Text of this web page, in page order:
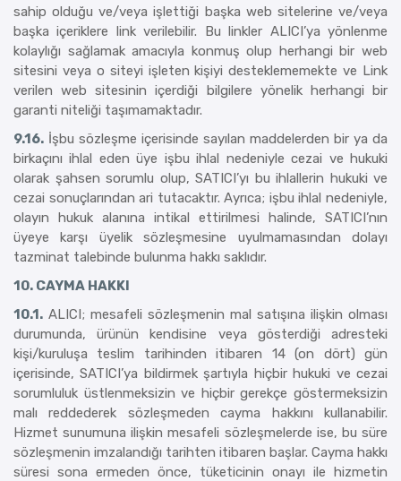
sahip olduğu ve/veya işlettiği başka web sitelerine ve/veya
başka içeriklere link verilebilir. Bu linkler ALICI’ya yönlenme
kolaylığı sağlamak amacıyla konmuş olup herhangi bir web
sitesini veya o siteyi işleten kişiyi desteklememekte ve Link
verilen web sitesinin içerdiği bilgilere yönelik herhangi bir
garanti niteliği taşımamaktadır.
9.16. İşbu sözleşme içerisinde sayılan maddelerden bir ya da
birkaçını ihlal eden üye işbu ihlal nedeniyle cezai ve hukuki
olarak şahsen sorumlu olup, SATICI’yı bu ihlallerin hukuki ve
cezai sonuçlarından ari tutacaktır. Ayrıca; işbu ihlal nedeniyle,
olayın hukuk alanına intikal ettirilmesi halinde, SATICI’nın
üyeye karşı üyelik sözleşmesine uyulmamasından dolayı
tazminat talebinde bulunma hakkı saklıdır.
10. CAYMA HAKKI
10.1. ALICI; mesafeli sözleşmenin mal satışına ilişkin olması
durumunda, ürünün kendisine veya gösterdiği adresteki
kişi/kuruluşa teslim tarihinden itibaren 14 (on dört) gün
içerisinde, SATICI’ya bildirmek şartıyla hiçbir hukuki ve cezai
sorumluluk üstlenmeksizin ve hiçbir gerekçe göstermeksizin
malı reddederek sözleşmeden cayma hakkını kullanabilir.
Hizmet sunumuna ilişkin mesafeli sözleşmelerde ise, bu süre
sözleşmenin imzalandığı tarihten itibaren başlar. Cayma hakkı
süresi sona ermeden önce, tüketicinin onayı ile hizmetin